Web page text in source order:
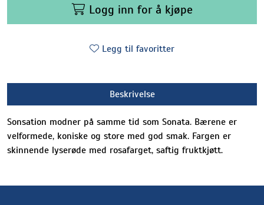
Logg inn for å kjøpe
Legg til favoritter
Beskrivelse
Sonsation modner på samme tid som Sonata. Bærene er
velformede, koniske og store med god smak. Fargen er
skinnende lyserøde med rosafarget, saftig fruktkjøtt.